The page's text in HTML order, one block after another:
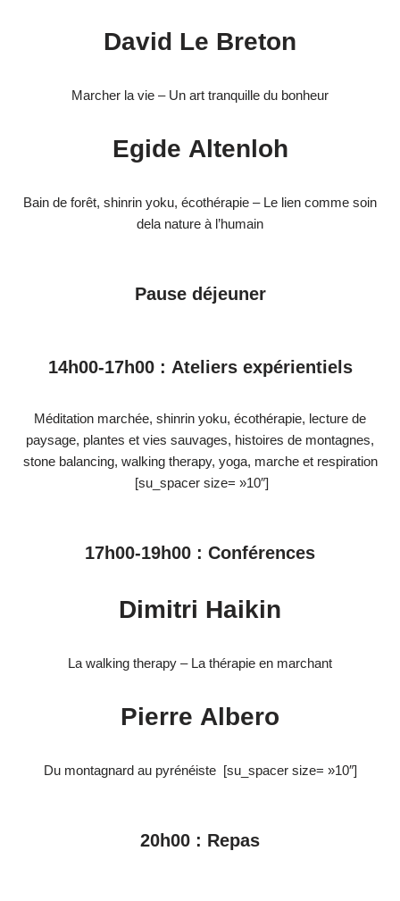
David Le Breton
Marcher la vie – Un art tranquille du bonheur
Egide Altenloh
Bain de forêt, shinrin yoku, écothérapie – Le lien comme soin
dela nature à l’humain
Pause déjeuner
14h00-17h00 : Ateliers expérientiels
Méditation marchée, shinrin yoku, écothérapie, lecture de
paysage, plantes et vies sauvages, histoires de montagnes,
stone balancing, walking therapy, yoga, marche et respiration
[su_spacer size= »10″]
17h00-19h00 : Conférences
Dimitri Haikin
La walking therapy – La thérapie en marchant
Pierre Albero
Du montagnard au pyrénéiste [su_spacer size= »10″]
20h00 : Repas